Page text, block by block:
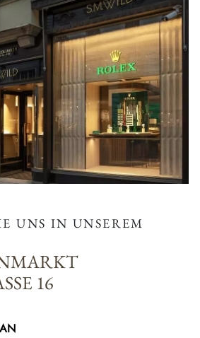
UNS IN UNSEREM
16